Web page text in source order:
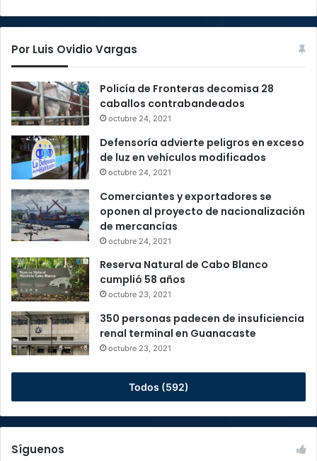
Por Luis Ovidio Vargas
Policía de Fronteras decomisa 28
caballos contrabandeados
octubre 24, 2021
Defensoría advierte peligros en exceso
de luz en vehículos modificados
octubre 24, 2021
Comerciantes y exportadores se
oponen al proyecto de nacionalización
de mercancías
octubre 24, 2021
Reserva Natural de Cabo Blanco
cumplió 58 años
octubre 23, 2021
350 personas padecen de insuficiencia
renal terminal en Guanacaste
octubre 23, 2021
Todos (592)
Síguenos